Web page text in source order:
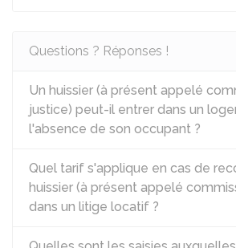
Questions ? Réponses !
Un huissier (à présent appelé
justice) peut-il entrer dans un
l'absence de son occupant ?
Quel tarif s'applique en cas de
huissier (à présent appelé
dans un litige locatif ?